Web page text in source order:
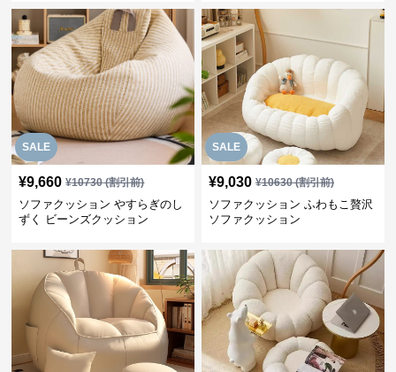
SALE
¥9,660 ¥10730(割引前)
ソファクッション やすらぎのし
ずく ビーンズクッション
SALE
¥9,030 ¥10630(割引前)
ソファクッション ふわもこ贅沢
ソファクッション